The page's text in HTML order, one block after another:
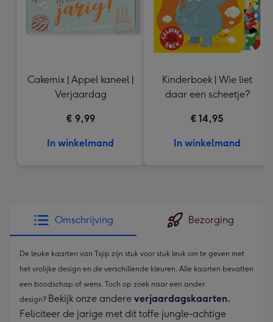
Cakemix | Appel kaneel |
Verjaardag
€ 9,99
In winkelmand
Kinderboek | Wie liet
daar een scheetje?
€ 14,95
In winkelmand
Omschrijving Bezorging
De leuke kaarten van Tsjip zijn stuk voor stuk leuk om te geven met
het vrolijke design en de verschillende kleuren. Alle kaarten bevatten
een boodschap of wens. Toch op zoek naar een ander
design? Bekijk onze andere verjaardagskaarten.
Feliciteer de jarige met dit toffe jungle-achtige